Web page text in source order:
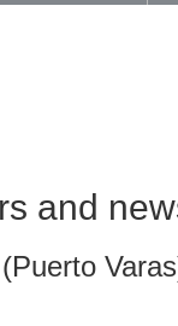
and
(Puerto